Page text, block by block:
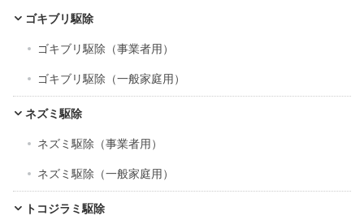
ゴキブリ駆除
ゴキブリ駆除（事業者用）
ゴキブリ駆除（一般家庭用）
ネズミ駆除
ネズミ駆除（事業者用）
ネズミ駆除（一般家庭用）
トコジラミ駆除